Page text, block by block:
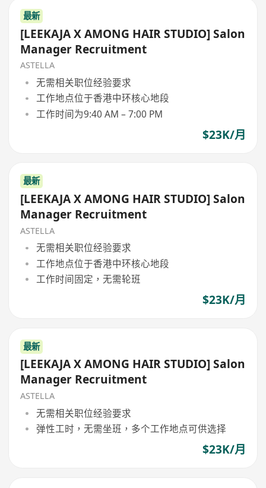
最新
[LEEKAJA X AMONG HAIR STUDIO] Salon
Manager Recruitment
ASTELLA
无需相关职位经验要求
工作地点位于香港中环核心地段
工作时间为9:40 AM – 7:00 PM
$23K/月
最新
[LEEKAJA X AMONG HAIR STUDIO] Salon
Manager Recruitment
ASTELLA
无需相关职位经验要求
工作地点位于香港中环核心地段
工作时间固定，无需轮班
$23K/月
最新
[LEEKAJA X AMONG HAIR STUDIO] Salon
Manager Recruitment
ASTELLA
无需相关职位经验要求
弹性工时，无需坐班，多个工作地点可供选择
$23K/月